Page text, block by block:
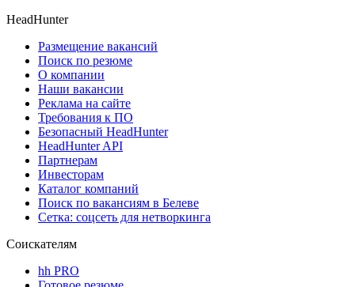
HeadHunter
Размещение вакансий
Поиск по резюме
О компании
Наши вакансии
Реклама на сайте
Требования к ПО
Безопасный HeadHunter
HeadHunter API
Партнерам
Инвесторам
Каталог компаний
Поиск по вакансиям в Белеве
Сетка: соцсеть для нетворкинга
Соискателям
hh PRO